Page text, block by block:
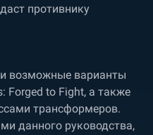
противнику
возможные варианты
Forged to Fight, а также
трансформеров.
данного руководства,